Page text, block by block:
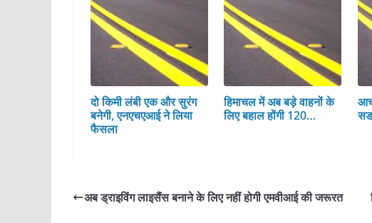
दो किमी लंबी एक और सुरंग
बनेगी, एनएचएआई ने लिया
फैसला
हिमाचल में अब बड़े वाहनों के
लिए बहाल होंगी 120…
अब ड्राइविंग लाइसैंस बनाने के लिए नहीं होगी एमवीआई की जरूरत